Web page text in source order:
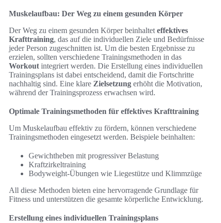
Muskelaufbau: Der Weg zu einem gesunden Körper
Der Weg zu einem gesunden Körper beinhaltet effektives
Krafttraining, das auf die individuellen Ziele und Bedürfnisse
jeder Person zugeschnitten ist. Um die besten Ergebnisse zu
erzielen, sollten verschiedene Trainingsmethoden in das
Workout integriert werden. Die Erstellung eines individuellen
Trainingsplans ist dabei entscheidend, damit die Fortschritte
nachhaltig sind. Eine klare Zielsetzung erhöht die Motivation,
während der Trainingsprozess erwachsen wird.
Optimale Trainingsmethoden für effektives Krafttraining
Um Muskelaufbau effektiv zu fördern, können verschiedene
Trainingsmethoden eingesetzt werden. Beispiele beinhalten:
Gewichtheben mit progressiver Belastung
Kraftzirkeltraining
Bodyweight-Übungen wie Liegestütze und Klimmzüge
All diese Methoden bieten eine hervorragende Grundlage für
Fitness und unterstützen die gesamte körperliche Entwicklung.
Erstellung eines individuellen Trainingsplans